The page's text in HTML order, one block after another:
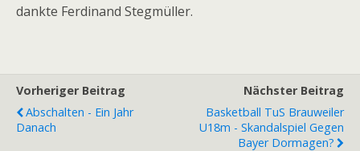
dankte Ferdinand Stegmüller.
Vorheriger Beitrag
Abschalten - Ein Jahr
Danach
Nächster Beitrag
Basketball TuS Brauweiler
U18m - Skandalspiel Gegen
Bayer Dormagen?